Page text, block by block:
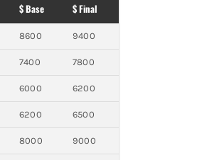
$ Base $ Final
8600 9400
7400 7800
6000 6200
6200 6500
8000 9000